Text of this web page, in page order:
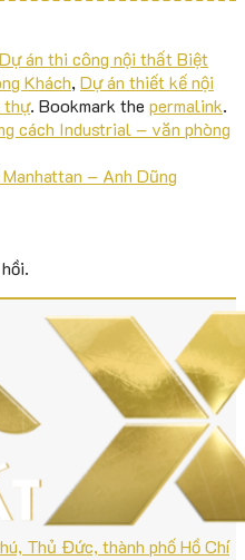
Dự án thi công nội thất Biệt
Khách, Dự án thiết kế nội
thự. Bookmark the permalink.
cách Industrial – văn phòng
– Anh Dũng
Thủ Đức, thành phố Hồ Chí